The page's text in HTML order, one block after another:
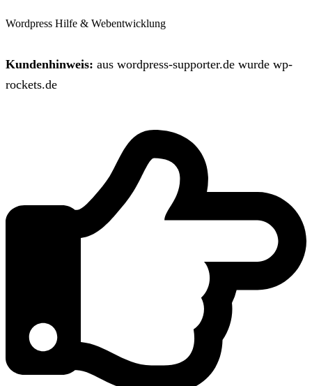
Wordpress Hilfe & Webentwicklung
Kundenhinweis: aus wordpress-supporter.de wurde wp-
rockets.de